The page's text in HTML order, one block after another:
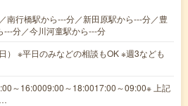
南行橋駅から---分／新田原駅から---分／豊
---分／今川河童駅から---分
） ※平日のみなどの相談もOK ※週3なども
～16:0009:00～18:0017:00～09:00※ 上記